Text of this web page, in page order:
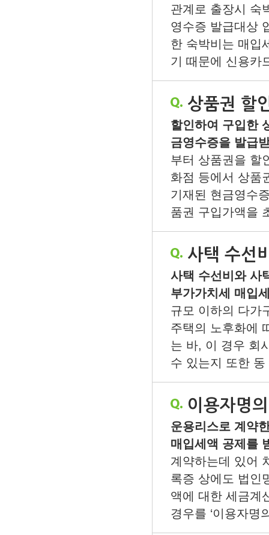
관계로 출장시 숙
영수증 발급대상
한 숙박비는 매입
기 때문에 신용카
상품권 할
할인하여 구입한
금영수증을 발급
부터 상품권을 할
화점 등에서 상품
기재된 현금영수
품권 구입가액을
사택 수선
사택 수선비와 사
부가가치세 매입
규모 이하의 다가
주택의 노후화에
는 바, 이 경우 회
수 있는지 또한
이용자명
운용리스로 계약
매입세액 공제를
계약하는데 있어
록증 상에도 법인
액에 대한 세금계
경우를 ‘이용자명